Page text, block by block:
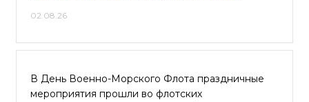
02.08.26
В День Военно-Морского Флота праздничные
мероприятия прошли во флотских